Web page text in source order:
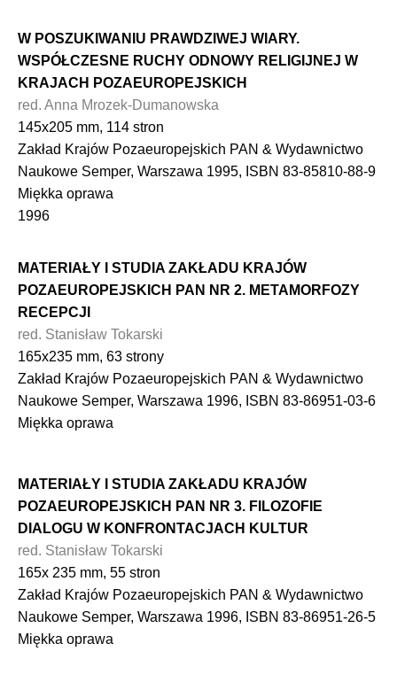
W POSZUKIWANIU PRAWDZIWEJ WIARY.
WSPÓŁCZESNE RUCHY ODNOWY RELIGIJNEJ W
KRAJACH POZAEUROPEJSKICH
red. Anna Mrozek-Dumanowska
145x205 mm, 114 stron
Zakład Krajów Pozaeuropejskich PAN & Wydawnictwo
Naukowe Semper, Warszawa 1995, ISBN 83-85810-88-9
Miękka oprawa
1996
MATERIAŁY I STUDIA ZAKŁADU KRAJÓW
POZAEUROPEJSKICH PAN NR 2. METAMORFOZY
RECEPCJI
red. Stanisław Tokarski
165x235 mm, 63 strony
Zakład Krajów Pozaeuropejskich PAN & Wydawnictwo
Naukowe Semper, Warszawa 1996, ISBN 83-86951-03-6
Miękka oprawa
MATERIAŁY I STUDIA ZAKŁADU KRAJÓW
POZAEUROPEJSKICH PAN NR 3. FILOZOFIE
DIALOGU W KONFRONTACJACH KULTUR
red. Stanisław Tokarski
165x 235 mm, 55 stron
Zakład Krajów Pozaeuropejskich PAN & Wydawnictwo
Naukowe Semper, Warszawa 1996, ISBN 83-86951-26-5
Miękka oprawa